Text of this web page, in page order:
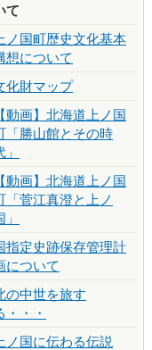
て
上ノ国町歴史文化基本
想について
化財マップ
【動画】北海道上ノ国
「勝山館とその時
」
【動画】北海道上ノ国
「菅江真澄と上ノ
」
指定史跡保存管理計
について
の中世を旅す
・・・
上ノ国に伝わる伝説